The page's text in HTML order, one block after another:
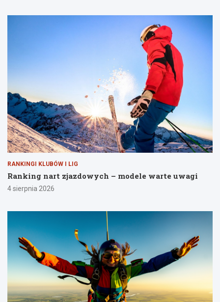
RANKINGI KLUBÓW I LIG
Ranking nart zjazdowych – modele warte uwagi
4 sierpnia 2026